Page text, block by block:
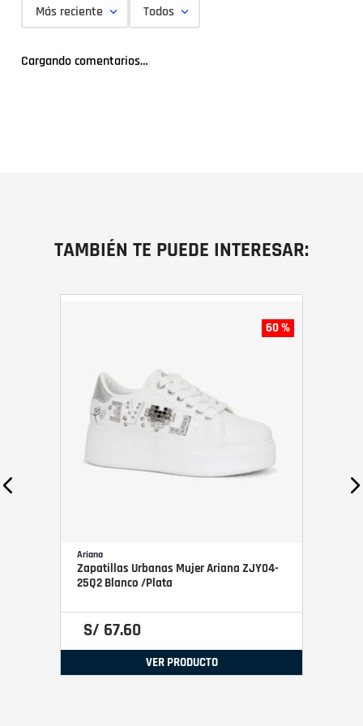
Más reciente Todos
Cargando comentarios…
TAMBIÉN TE PUEDE INTERESAR:
60 %
Ariana
Zapatillas Urbanas Mujer Ariana ZJY04-
25Q2 Blanco /Plata
S/ 67.60
VER PRODUCTO